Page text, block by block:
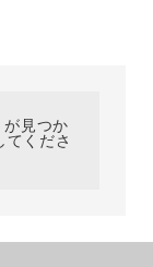
見つか
てくださ